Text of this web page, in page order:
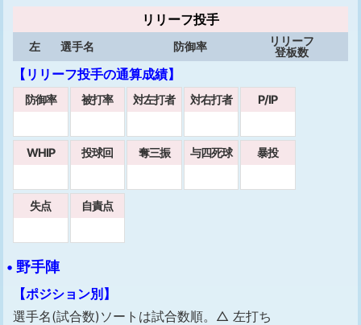
リリーフ投手
左 選手名 防御率
リリーフ
登板数
【リリーフ投手の通算成績】
防御率 被打率 対左打者 対右打者 P/IP
WHIP 投球回 奪三振 与四死球 暴投
失点 自責点
• 野手陣
【ポジション別】
選手名(試合数)ソートは試合数順。△ 左打ち